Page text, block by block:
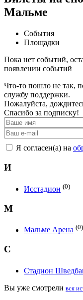
Мальме
События
Площадки
Пока нет событий,
появлении событий
Что-то пошло не так,
службу поддержки.
Пожалуйста,
Спасибо за подписку!
Я согласен(а) на
И
Исстадион (0)
М
Мальме Арена (0)
С
Стадион
Вы уже смотрели вся